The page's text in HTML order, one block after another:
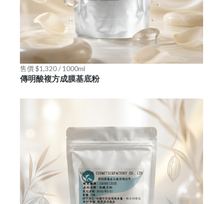
售價 $1,320 / 1000ml
傳明酸複方成膜基底粉